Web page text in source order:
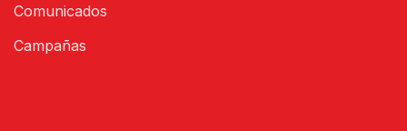
Comunicados
Campañas